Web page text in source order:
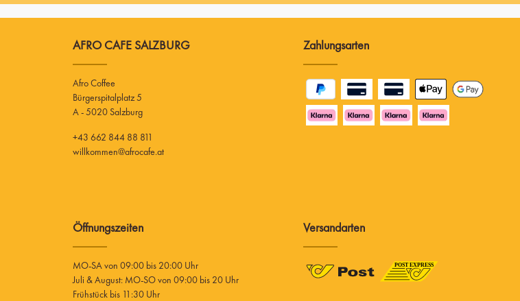
AFRO CAFE SALZBURG
Afro Coffee
Bürgerspitalplatz 5
A - 5020 Salzburg
+43 662 844 88 811
willkommen@afrocafe.at
Zahlungsarten
Öffnungszeiten
MO-SA von 09:00 bis 20:00 Uhr
Juli & August: MO-SO von 09:00 bis 20 Uhr
Frühstück bis 11:30 Uhr
Versandarten